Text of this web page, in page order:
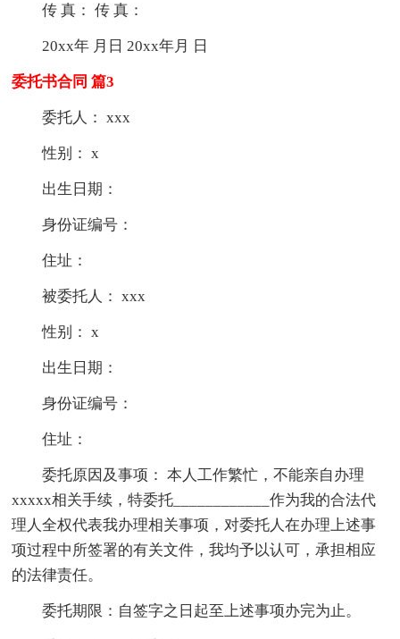
传 真： 传 真：
20xx年 月日 20xx年月 日
委托书合同 篇3
委托人： xxx
性别： x
出生日期：
身份证编号：
住址：
被委托人： xxx
性别： x
出生日期：
身份证编号：
住址：
委托原因及事项： 本人工作繁忙，不能亲自办理
xxxxx相关手续，特委托____________作为我的合法代
理人全权代表我办理相关事项，对委托人在办理上述事
项过程中所签署的有关文件，我均予以认可，承担相应
的法律责任。
委托期限：自签字之日起至上述事项办完为止。